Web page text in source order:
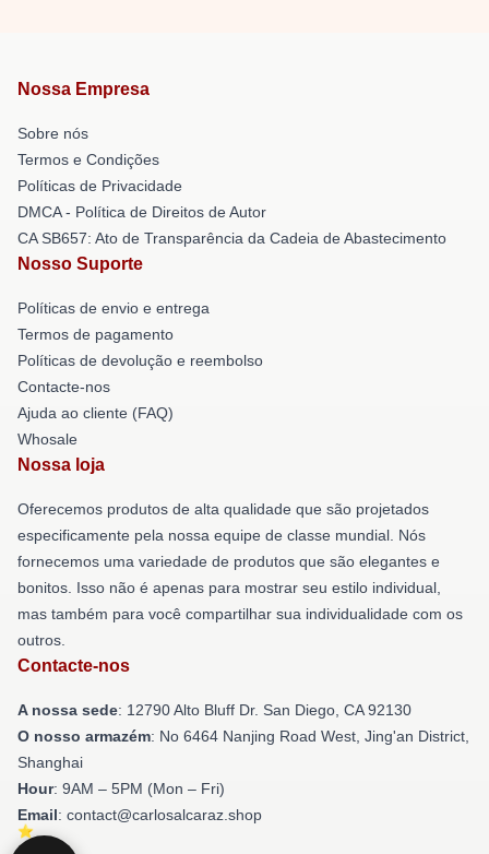
Nossa Empresa
Sobre nós
Termos e Condições
Políticas de Privacidade
DMCA - Política de Direitos de Autor
CA SB657: Ato de Transparência da Cadeia de Abastecimento
Nosso Suporte
Políticas de envio e entrega
Termos de pagamento
Políticas de devolução e reembolso
Contacte-nos
Ajuda ao cliente (FAQ)
Whosale
Nossa loja
Oferecemos produtos de alta qualidade que são projetados
especificamente pela nossa equipe de classe mundial. Nós
fornecemos uma variedade de produtos que são elegantes e
bonitos. Isso não é apenas para mostrar seu estilo individual,
mas também para você compartilhar sua individualidade com os
outros.
Contacte-nos
A nossa sede: 12790 Alto Bluff Dr. San Diego, CA 92130
O nosso armazém: No 6464 Nanjing Road West, Jing'an District,
Shanghai
Hour: 9AM – 5PM (Mon – Fri)
Email: contact@carlosalcaraz.shop